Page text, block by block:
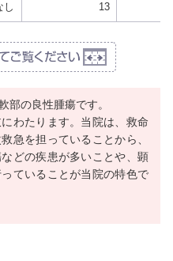
し 13
部の良性腫瘍です。
わたります。当院は、救命
急を担っていることから、
どの疾患が多いことや、顕
ていることが当院の特色で